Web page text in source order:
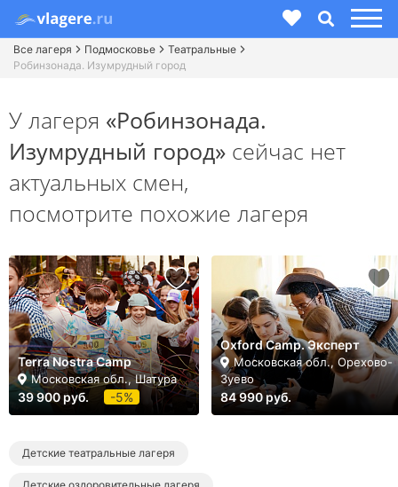
Все лагеря Подмосковье
Театральные
Робинзонада. Изумрудный город
У лагеря «Робинзонада.
Изумрудный город» сейчас нет
актуальных смен,
посмотрите похожие лагеря
Terra Nostra Camp
Московская обл., Шатура
39 900 руб. -5%
Oxford Camp. Эксперт
Московская обл., Орехово-
Зуево
84 990 руб.
Детские театральные лагеря